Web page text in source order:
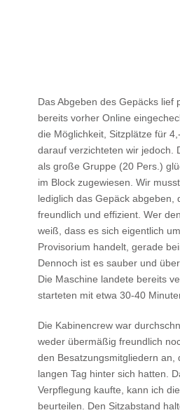
Das Abgeben des Gepäcks lief
bereits vorher Online
die Möglichkeit, Sitzplätze für
darauf verzichteten wir jedoch.
als große Gruppe (20 Pers.)
im Block zugewiesen. Wir
lediglich das Gepäck abgeben,
freundlich und effizient. Wer
weiß, dass es sich eigentlich
Provisorium handelt, gerade
Dennoch ist es sauber und
Die Maschine landete bereits
starteten mit etwa 30-40
Die Kabinencrew war
weder übermäßig freundlich
den Besatzungsmitgliedern an,
langen Tag hinter sich hatten.
Verpflegung kaufte, kann ich
beurteilen. Den Sitzabstand